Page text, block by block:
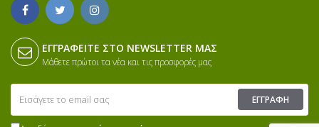
ΕΓΓΡΑΦΕΊΤΕ ΣΤΟ NEWSLETTER ΜΑΣ
Μάθετε πρώτοι τα νέα και τις προσφορές μας
ΕΓΓΡΑΦΉ